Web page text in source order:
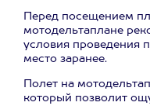
Перед посещением
мотодельтаплане
условия проведения
место заранее.
Полет на
который позволит